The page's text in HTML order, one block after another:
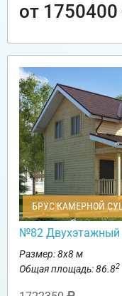
от 1750400
БРУС КАМЕРНОЙ
№82 Двухэтажный
Размер: 8х8 м
Общая площадь: 86.82